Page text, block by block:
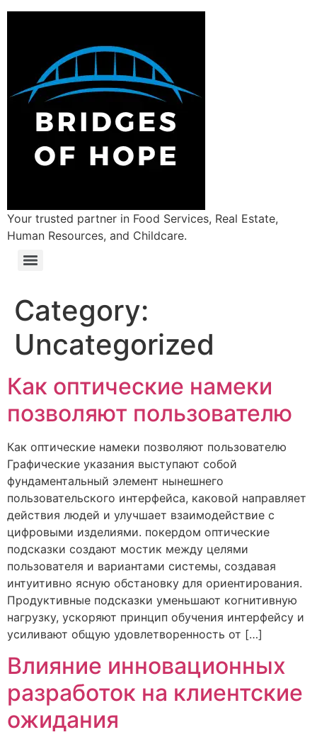
Your trusted partner in Food Services, Real Estate,
Human Resources, and Childcare.
Category:
Uncategorized
Как оптические намеки
позволяют пользователю
Как оптические намеки позволяют пользователю
Графические указания выступают собой
фундаментальный элемент нынешнего
пользовательского интерфейса, каковой направляет
действия людей и улучшает взаимодействие с
цифровыми изделиями. покердом оптические
подсказки создают мостик между целями
пользователя и вариантами системы, создавая
интуитивно ясную обстановку для ориентирования.
Продуктивные подсказки уменьшают когнитивную
нагрузку, ускоряют принцип обучения интерфейсу и
усиливают общую удовлетворенность от […]
Влияние инновационных
разработок на клиентские
ожидания